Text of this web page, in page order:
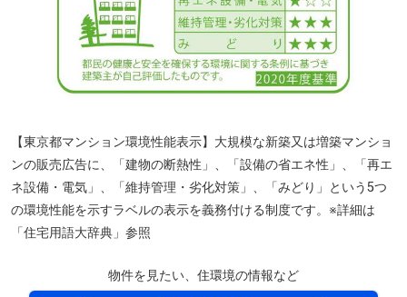
【東京都マンション環境性能表示】大規模な新築又は増築マンショ
ンの販売広告に、「建物の断熱性」、「設備の省エネ性」、「再エ
ネ設備・電気」、「維持管理・劣化対策」、「みどり」という5つ
の環境性能を示すラベルの表示を義務付ける制度です。※詳細は
「住宅用語大辞典」参照
物件を見たい、住環境の情報など